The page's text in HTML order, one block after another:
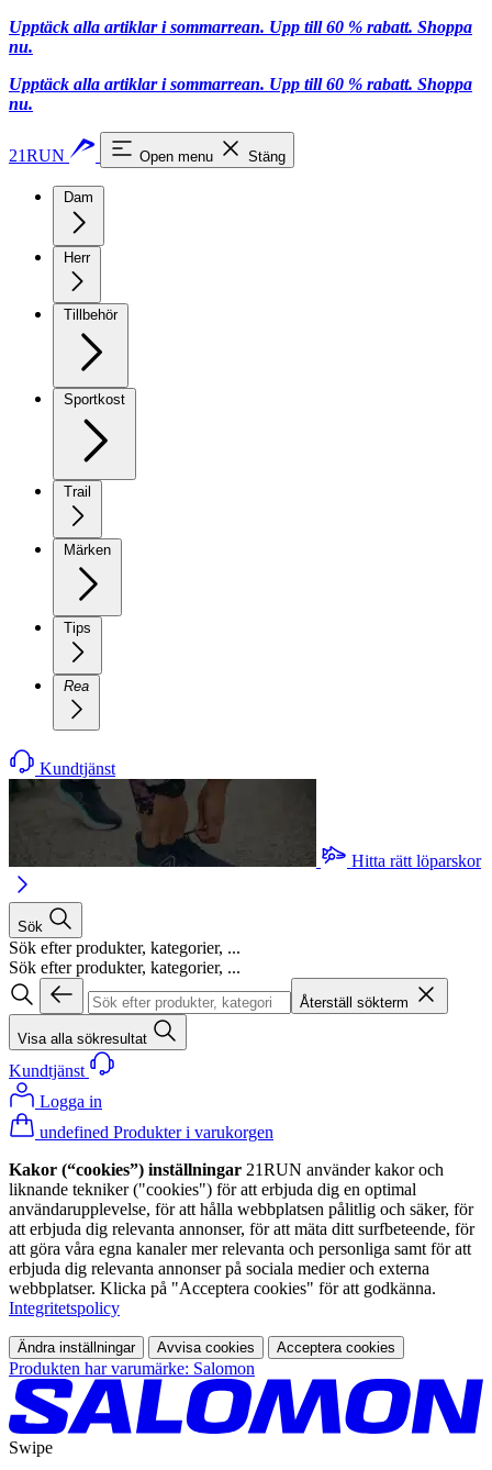
Upptäck alla artiklar i sommarrean. Upp till 60 % rabatt. Shoppa
nu.
Upptäck alla artiklar i sommarrean. Upp till 60 % rabatt. Shoppa
nu.
21RUN Open menu Stäng
Dam
Herr
Tillbehör
Sportkost
Trail
Märken
Tips
Rea
Kundtjänst
Hitta rätt löparskor
Sök
Sök efter produkter, kategorier, ...
Sök efter produkter, kategorier, ...
Återställ sökterm
Visa alla sökresultat
Kundtjänst
Logga in
undefined Produkter i varukorgen
Kakor (“cookies”) inställningar 21RUN använder kakor och
liknande tekniker ("cookies") för att erbjuda dig en optimal
användarupplevelse, för att hålla webbplatsen pålitlig och säker, för
att erbjuda dig relevanta annonser, för att mäta ditt surfbeteende, för
att göra våra egna kanaler mer relevanta och personliga samt för att
erbjuda dig relevanta annonser på sociala medier och externa
webbplatser. Klicka på "Acceptera cookies" för att godkänna.
Integritetspolicy
Ändra inställningar Avvisa cookies Acceptera cookies
Produkten har varumärke: Salomon
Swipe